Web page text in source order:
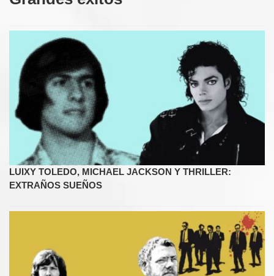
LUIXY TOLEDO, MICHAEL JACKSON Y THRILLER:
EXTRAÑOS SUEÑOS